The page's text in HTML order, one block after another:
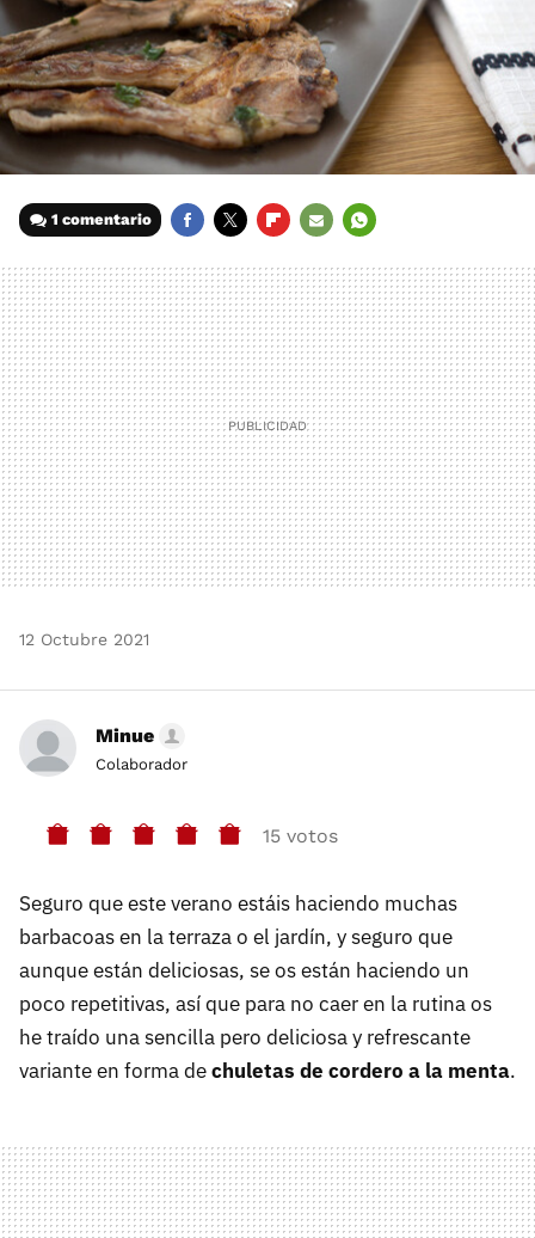
1 comentario
MAIL
12 Octubre 2021
Minue
Colaborador
15 votos
Seguro que este verano estáis haciendo muchas
barbacoas en la terraza o el jardín, y seguro que
aunque están deliciosas, se os están haciendo un
poco repetitivas, así que para no caer en la rutina os
he traído una sencilla pero deliciosa y refrescante
variante en forma dechuletas de cordero a la menta.